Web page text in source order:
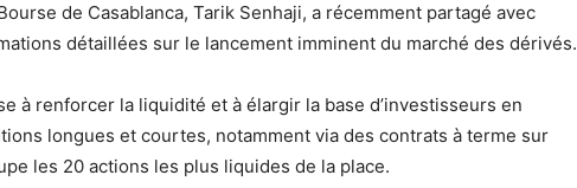
de Casablanca, Tarik Senhaji, a récemment partagé avec
détaillées sur le lancement imminent du marché des dérivés.
à renforcer la liquidité et à élargir la base d’investisseurs en
longues et courtes, notamment via des contrats à terme sur
les 20 actions les plus liquides de la place.